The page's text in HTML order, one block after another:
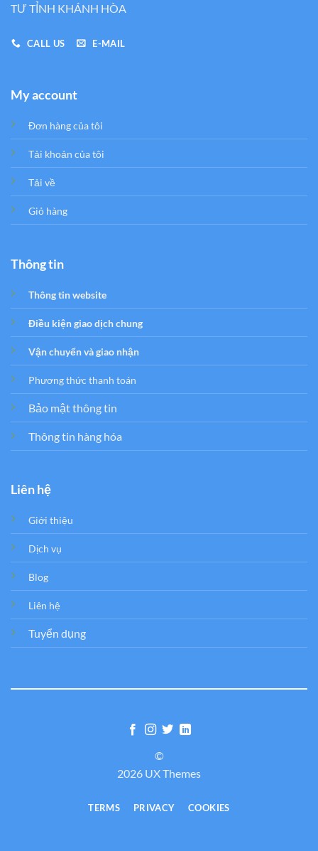
TƯ TỈNH KHÁNH HÒA
CALL US E-MAIL
My account
Đơn hàng của tôi
Tải khoản của tôi
Tải về
Giỏ hàng
Thông tin
Thông tin website
Điều kiện giao dịch chung
Vận chuyển và giao nhận
Phương thức thanh toán
Bảo mật thông tin
Thông tin hàng hóa
Liên hệ
Giới thiệu
Dịch vụ
Blog
Liên hệ
Tuyển dụng
©
2026 UX Themes
TERMS PRIVACY COOKIES